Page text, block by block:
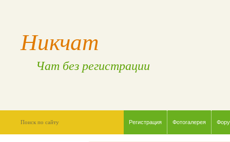
Никчат
Чат без регистрации
Регистрация Фотогалерея